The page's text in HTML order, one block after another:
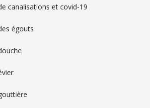
canalisations et covid-19
égouts